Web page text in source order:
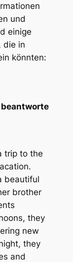
und
einige
die in
könnten:
beantworte
trip to the
beautiful
brother
they
new
they
and